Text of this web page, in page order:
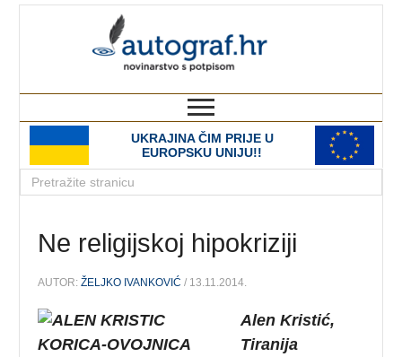
UKRAJINA ČIM PRIJE U
EUROPSKU UNIJU!!
Ne religijskoj hipokriziji
AUTOR:ŽELJKO IVANKOVIĆ / 13.11.2014.
Alen Kristić,
Tiranija